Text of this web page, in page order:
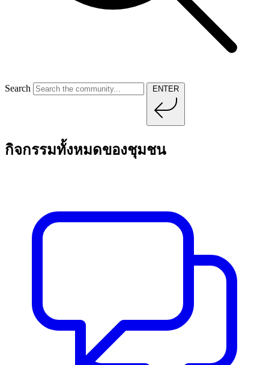
Search ENTER
กิจกรรมทั้งหมดของชุมชน